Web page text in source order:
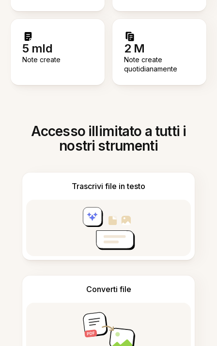
5 mld
Note create
2 M
Note create
quotidianamente
Accesso illimitato a tutti i
nostri strumenti
Trascrivi file in testo
Converti file